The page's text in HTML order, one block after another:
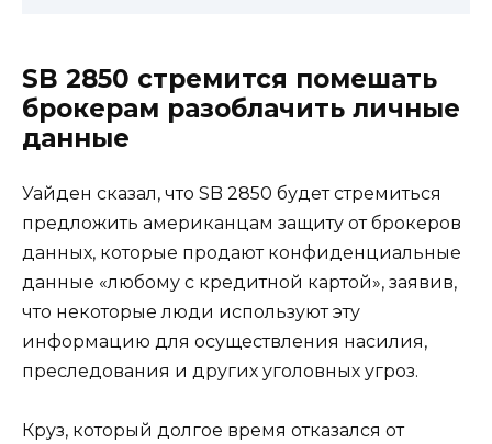
SB 2850 стремится помешать
брокерам разоблачить личные
данные
Уайден сказал, что SB 2850 будет стремиться
предложить американцам защиту от брокеров
данных, которые продают конфиденциальные
данные «любому с кредитной картой», заявив,
что некоторые люди используют эту
информацию для осуществления насилия,
преследования и других уголовных угроз.
Круз, который долгое время отказался от